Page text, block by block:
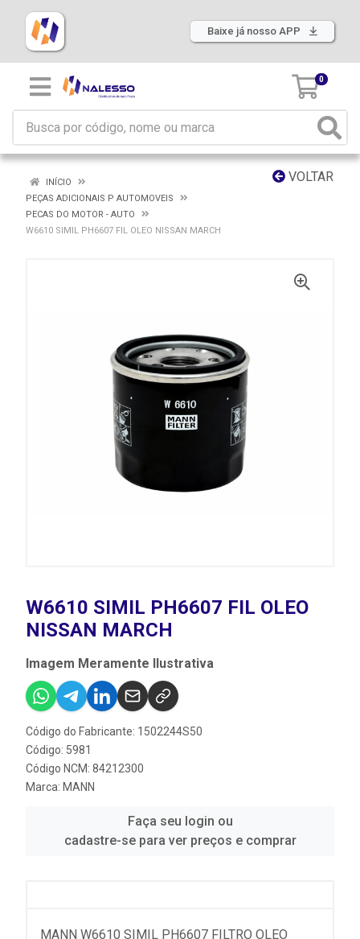
Baixe já nosso APP
0
VOLTAR
INÍCIO
PEÇAS ADICIONAIS P AUTOMOVEIS
PECAS DO MOTOR - AUTO
W6610 SIMIL PH6607 FIL OLEO NISSAN MARCH
W6610 SIMIL PH6607 FIL OLEO
NISSAN MARCH
Imagem Meramente Ilustrativa
Código do Fabricante: 1502244S50
Código: 5981
Código NCM: 84212300
Marca: MANN
Faça seu login ou
cadastre-se para ver preços e comprar
MANN W6610 SIMIL PH6607 FILTRO OLEO